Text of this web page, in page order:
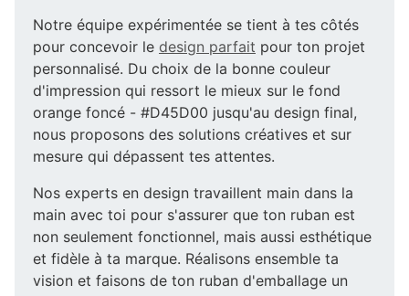
Notre équipe expérimentée se tient à tes côtés
pour concevoir le design parfait pour ton projet
personnalisé. Du choix de la bonne couleur
d'impression qui ressort le mieux sur le fond
orange foncé - #D45D00 jusqu'au design final,
nous proposons des solutions créatives et sur
mesure qui dépassent tes attentes.
Nos experts en design travaillent main dans la
main avec toi pour s'assurer que ton ruban est
non seulement fonctionnel, mais aussi esthétique
et fidèle à ta marque. Réalisons ensemble ta
vision et faisons de ton ruban d'emballage un